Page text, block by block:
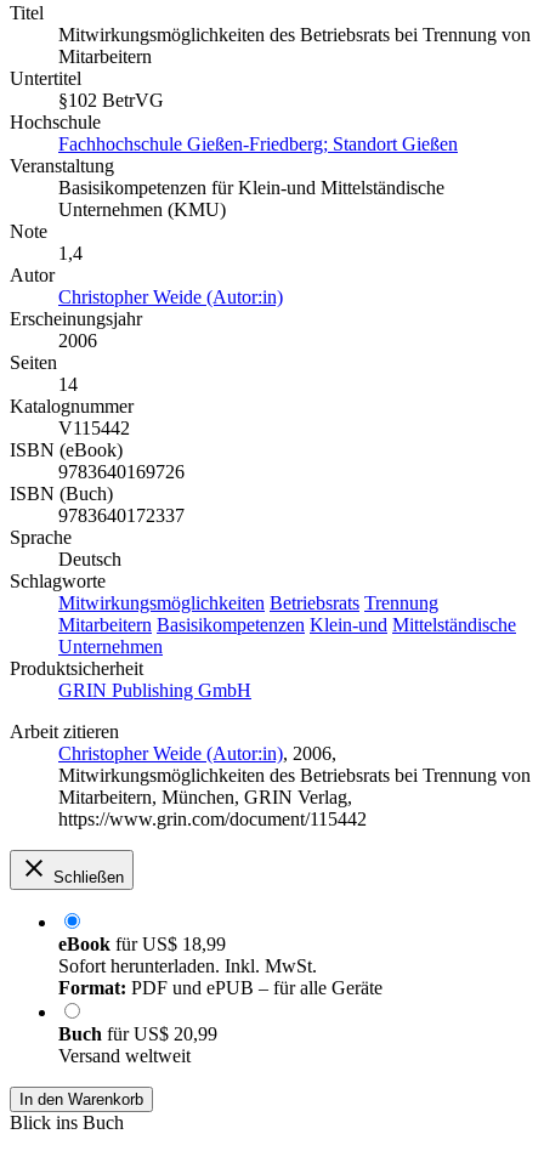
Titel
Mitwirkungsmöglichkeiten des Betriebsrats bei Trennung von
Mitarbeitern
Untertitel
§102 BetrVG
Hochschule
Fachhochschule Gießen-Friedberg; Standort Gießen
Veranstaltung
Basisikompetenzen für Klein-und Mittelständische
Unternehmen (KMU)
Note
1,4
Autor
Christopher Weide (Autor:in)
Erscheinungsjahr
2006
Seiten
14
Katalognummer
V115442
ISBN (eBook)
9783640169726
ISBN (Buch)
9783640172337
Sprache
Deutsch
Schlagworte
Mitwirkungsmöglichkeiten Betriebsrats Trennung
Mitarbeitern Basisikompetenzen Klein-und Mittelständische
Unternehmen
Produktsicherheit
GRIN Publishing GmbH
Arbeit zitieren
Christopher Weide (Autor:in), 2006,
Mitwirkungsmöglichkeiten des Betriebsrats bei Trennung von
Mitarbeitern, München, GRIN Verlag,
https://www.grin.com/document/115442
Schließen
eBook fürUS$ 18,99
Sofort herunterladen. Inkl. MwSt.
Format: PDF und ePUB – für alle Geräte
Buch fürUS$ 20,99
Versand weltweit
In den Warenkorb
Blick ins Buch